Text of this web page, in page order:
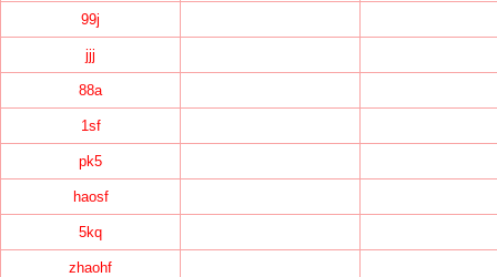
99j
jjj
88a
1sf
pk5
haosf
5kq
zhaohf